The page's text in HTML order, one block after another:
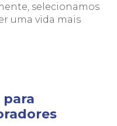
selecionamos
uma vida mais
para